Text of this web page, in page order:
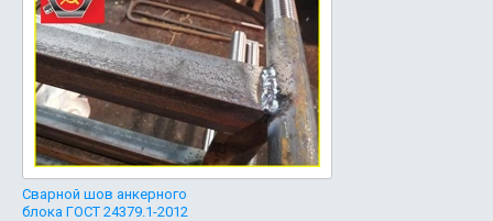
Сварной шов анкерного
блока ГОСТ 24379.1-2012